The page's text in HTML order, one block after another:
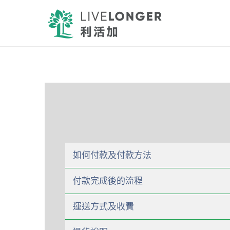
如何付款及付款方法
付款完成後的流程
運送方式及收費